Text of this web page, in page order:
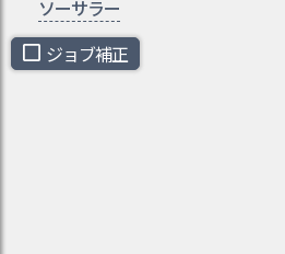
ソーサラー
ジョブ補正